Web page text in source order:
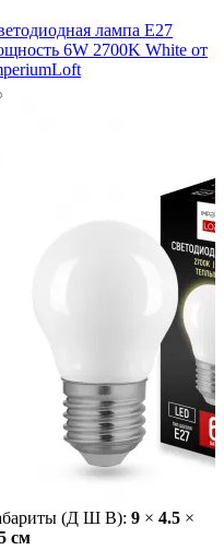
лампа E27
6W 2700K White от
(Д Ш В): 9 × 4.5 ×
cм